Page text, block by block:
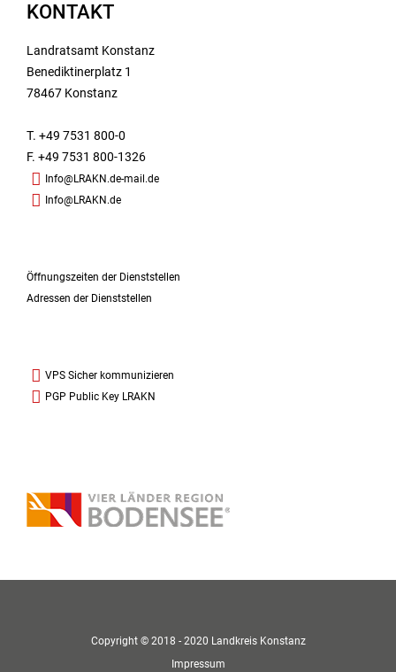
KONTAKT
Landratsamt Konstanz
Benediktinerplatz 1
78467 Konstanz
T. +49 7531 800-0
F. +49 7531 800-1326
Info@LRAKN.de-mail.de
Info@LRAKN.de
Öffnungszeiten der Dienststellen
Adressen der Dienststellen
VPS Sicher kommunizieren
PGP Public Key LRAKN
Copyright © 2018 - 2020 Landkreis Konstanz
Impressum